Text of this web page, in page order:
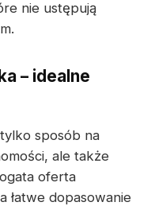
nie ustępują
– idealne
sposób na
ale także
oferta
łatwe dopasowanie